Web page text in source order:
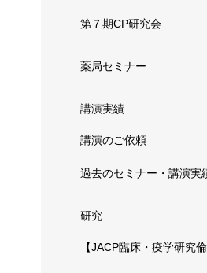
第７期CP研究会
薬局セミナー
講演実績
講演のご依頼
過去のセミナー・講演実
研究
【JACP臨床・疫学研究